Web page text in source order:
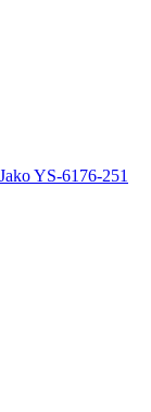
YS-6176-251